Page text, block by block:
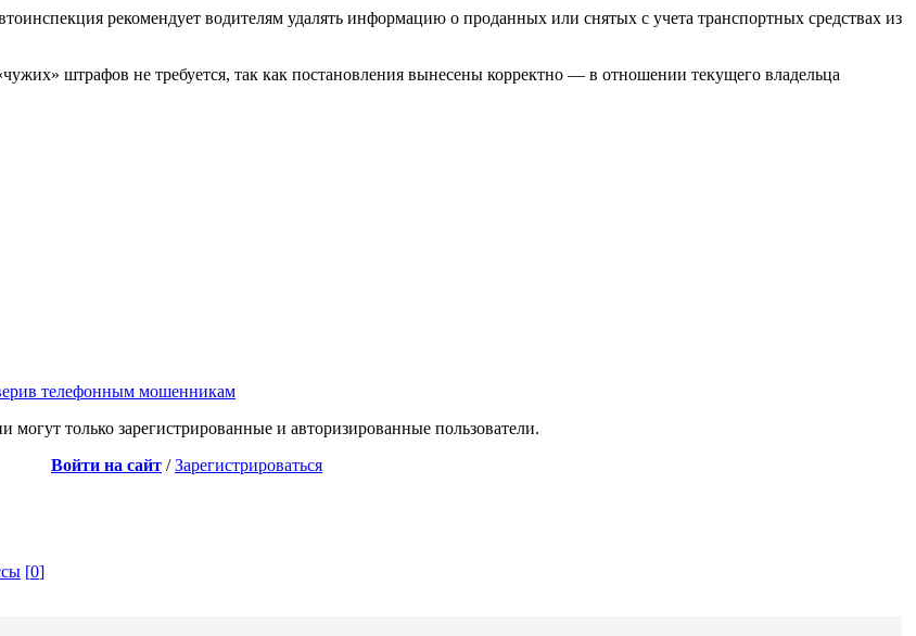
рекомендует водителям удалять информацию о проданных или снятых с учета транспортных средствах из
штрафов не требуется, так как постановления вынесены корректно — в отношении текущего владельца
телефонным мошенникам
могут только зарегистрированные и авторизированные пользователи.
Войти на сайт /Зарегистрироваться
[0]